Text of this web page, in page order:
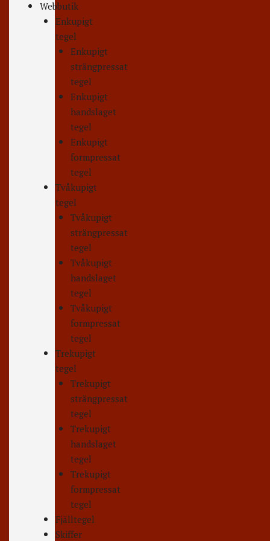
Webbutik
Enkupigt
tegel
Enkupigt
strängpressat
tegel
Enkupigt
handslaget
tegel
Enkupigt
formpressat
tegel
Tvåkupigt
tegel
Tvåkupigt
strängpressat
tegel
Tvåkupigt
handslaget
tegel
Tvåkupigt
formpressat
tegel
Trekupigt
tegel
Trekupigt
strängpressat
tegel
Trekupigt
handslaget
tegel
Trekupigt
formpressat
tegel
Fjälltegel
Skiffer